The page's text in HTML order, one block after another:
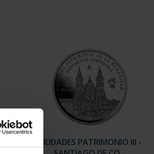
CIUDADES PATRIMONIO III -